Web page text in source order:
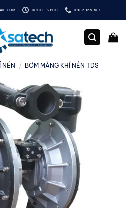
08:00 - 21:00 0932.155.687
NÉN / BƠM MÀNG KHÍ NÉN TDS